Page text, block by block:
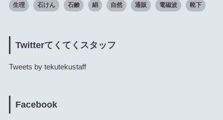
生理 石けん 石鹸 絹 自然 通販 電磁波 靴下
Twitterてくてくスタッフ
Tweets by tekutekustaff
Facebook